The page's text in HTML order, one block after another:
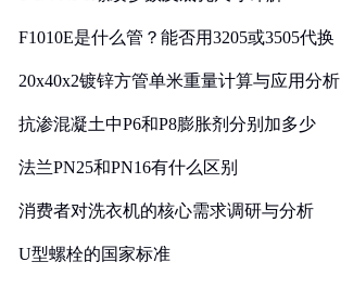
F1010E是什么管？能否用3205或3505代换
20x40x2镀锌方管单米重量计算与应用分析
抗渗混凝土中P6和P8膨胀剂分别加多少
法兰PN25和PN16有什么区别
消费者对洗衣机的核心需求调研与分析
U型螺栓的国家标准